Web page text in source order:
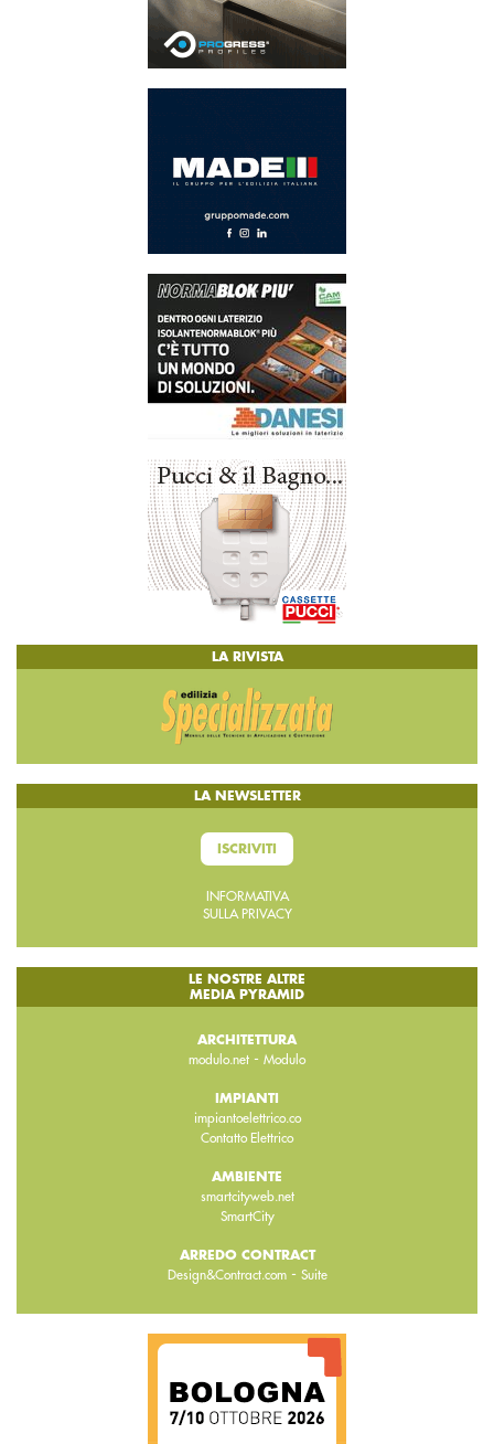
LA RIVISTA
LA NEWSLETTER
ISCRIVITI
INFORMATIVA
SULLA PRIVACY
LE NOSTRE ALTRE
MEDIA PYRAMID
ARCHITETTURA
modulo.net - Modulo
IMPIANTI
impiantoelettrico.co
Contatto Elettrico
AMBIENTE
smartcityweb.net
SmartCity
ARREDO CONTRACT
Design&Contract.com- Suite